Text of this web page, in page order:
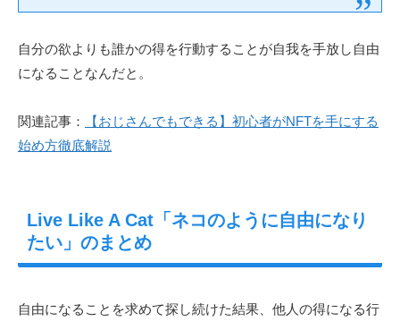
自分の欲よりも誰かの得を行動することが自我を手放し自由
になることなんだと。
関連記事：
【おじさんでもできる】初心者がNFTを手にする
始め方徹底解説
Live Like A Cat「ネコのように自由になり
たい」のまとめ
自由になることを求めて探し続けた結果、他人の得になる行